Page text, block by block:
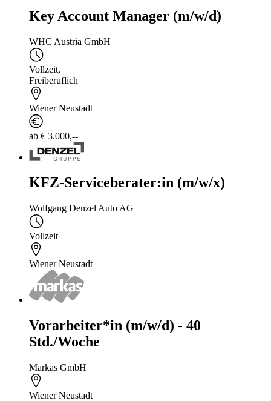
Key Account Manager (m/w/d)
WHC Austria GmbH
Vollzeit,
Freiberuflich
Wiener Neustadt
ab € 3.000,--
KFZ-Serviceberater:in (m/w/x)
Wolfgang Denzel Auto AG
Vollzeit
Wiener Neustadt
Vorarbeiter*in (m/w/d) - 40
Std./Woche
Markas GmbH
Wiener Neustadt